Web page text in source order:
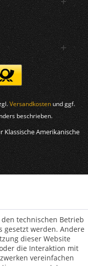
Versandkosten und ggf.
beschrieben.
Klassische Amerikanische
technischen Betrieb
werden. Andere
dieser Website
die Interaktion mit
vereinfachen